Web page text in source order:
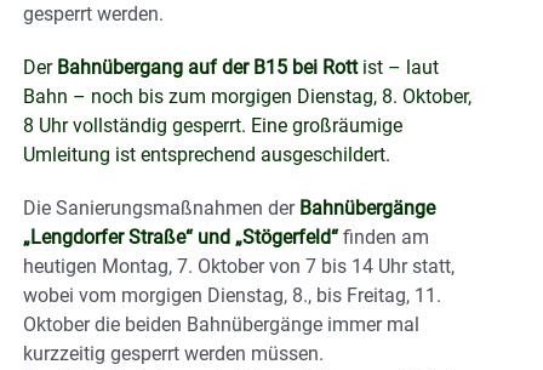
gesperrt werden.
Der Bahnübergang auf der B15 bei Rottist – laut
Bahn – noch bis zum morgigen Dienstag, 8. Oktober,
8 Uhr vollständig gesperrt. Eine großräumige
Umleitung ist entsprechend ausgeschildert.
Die Sanierungsmaßnahmen der Bahnübergänge
„Lengdorfer Straße“ und „Stögerfeld“ finden am
heutigen Montag, 7. Oktober von 7 bis 14 Uhr statt,
wobei vom morgigen Dienstag, 8., bis Freitag, 11.
Oktober die beiden Bahnübergänge immer mal
kurzzeitig gesperrt werden müssen.